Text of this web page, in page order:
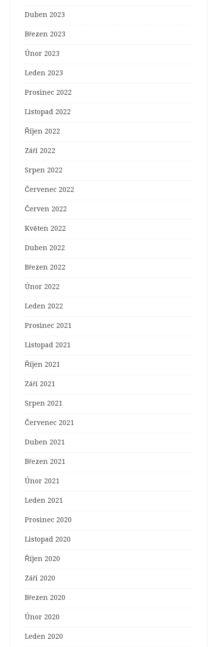
Duben 2023
Březen 2023
Únor 2023
Leden 2023
Prosinec 2022
Listopad 2022
Říjen 2022
Září 2022
Srpen 2022
Červenec 2022
Červen 2022
Květen 2022
Duben 2022
Březen 2022
Únor 2022
Leden 2022
Prosinec 2021
Listopad 2021
Říjen 2021
Září 2021
Srpen 2021
Červenec 2021
Duben 2021
Březen 2021
Únor 2021
Leden 2021
Prosinec 2020
Listopad 2020
Říjen 2020
Září 2020
Březen 2020
Únor 2020
Leden 2020